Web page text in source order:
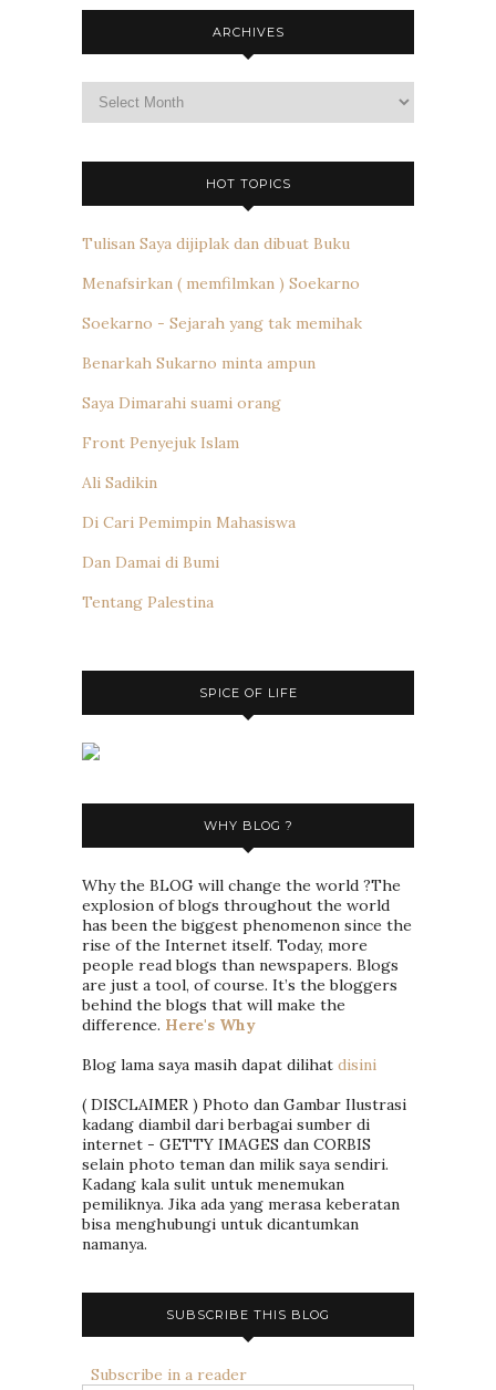
ARCHIVES
HOT TOPICS
Tulisan Saya dijiplak dan dibuat Buku
Menafsirkan ( memfilmkan ) Soekarno
Soekarno - Sejarah yang tak memihak
Benarkah Sukarno minta ampun
Saya Dimarahi suami orang
Front Penyejuk Islam
Ali Sadikin
Di Cari Pemimpin Mahasiswa
Dan Damai di Bumi
Tentang Palestina
SPICE OF LIFE
WHY BLOG ?
Why the BLOG will change the world ?The
explosion of blogs throughout the world
has been the biggest phenomenon since the
rise of the Internet itself. Today, more
people read blogs than newspapers. Blogs
are just a tool, of course. It’s the bloggers
behind the blogs that will make the
difference. Here's Why
Blog lama saya masih dapat dilihat disini
( DISCLAIMER ) Photo dan Gambar Ilustrasi
kadang diambil dari berbagai sumber di
internet - GETTY IMAGES dan CORBIS
selain photo teman dan milik saya sendiri.
Kadang kala sulit untuk menemukan
pemiliknya. Jika ada yang merasa keberatan
bisa menghubungi untuk dicantumkan
namanya.
SUBSCRIBE THIS BLOG
Subscribe in a reader